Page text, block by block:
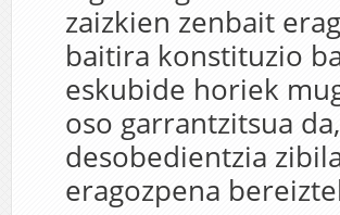
zaizkien zenbait
baitira konstituzio
eskubide horiek
oso garrantzitsua
desobedientzia
eragozpena